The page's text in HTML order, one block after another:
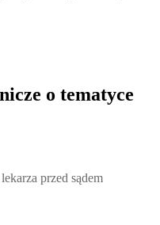
o tematyce
przed sądem lekarskim,
przed sądem